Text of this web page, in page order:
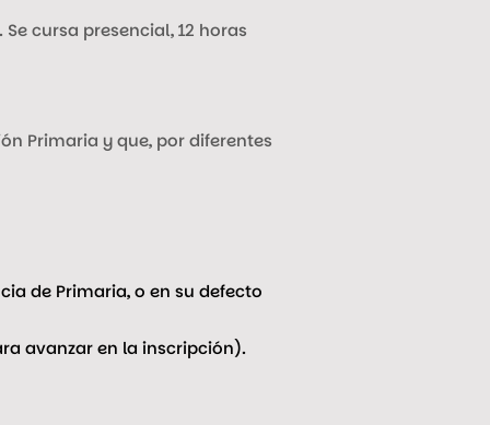
cursa presencial, 12 horas
Primaria y que, por diferentes
de Primaria, o en su defecto
avanzar en la inscripción).